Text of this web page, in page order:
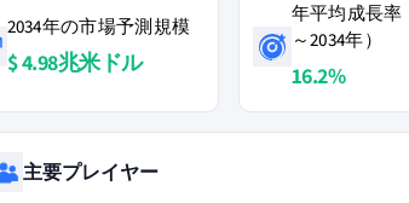
2034年の市場予測規模
$ 4.98兆米ドル
年平均成長率
～2034年）
16.2%
主要プレイヤー